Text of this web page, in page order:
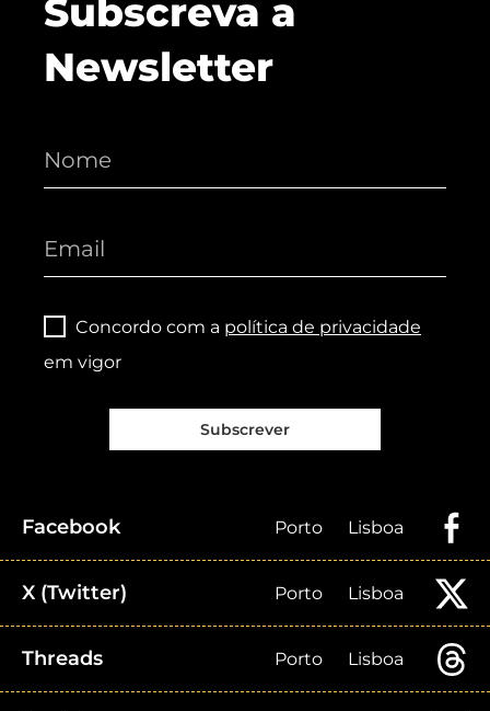
Subscreva a
Newsletter
Concordo com a política de privacidade
em vigor
Subscrever
Facebook Porto Lisboa
X (Twitter) Porto Lisboa
Threads Porto Lisboa